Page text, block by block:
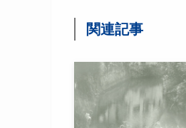
関連記事